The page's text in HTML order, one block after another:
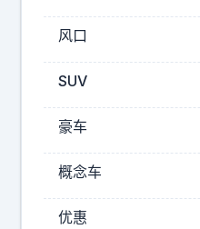
死
了
。
的
移
动
套
“
履
风口
SUV
豪车
概念车
优惠